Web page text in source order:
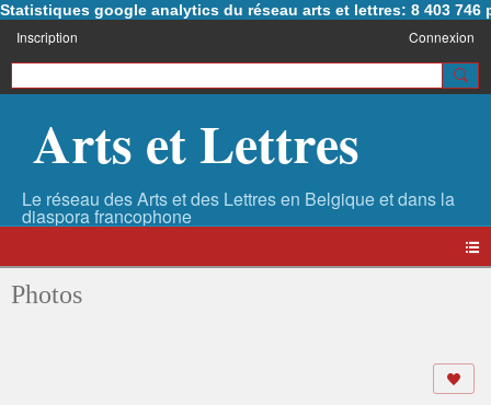
Statistiques google analytics du réseau arts et lettres: 8 403 746
Inscription Connexion
Arts et Lettres
Photos